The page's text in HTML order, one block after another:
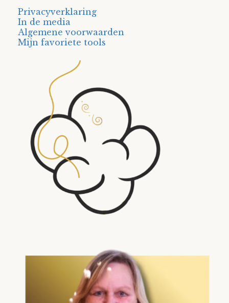
Privacyverklaring
In de media
Algemene voorwaarden
Mijn favoriete tools